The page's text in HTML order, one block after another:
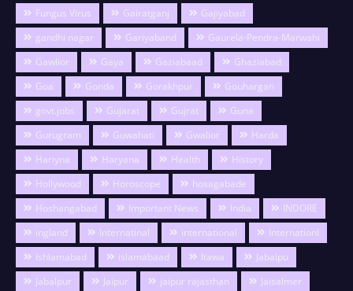
Fungus Virus
Gairatganj
Gajiyabad
gandhi nagar
Gariyaband
Gaurela-Pendra-Marwahi
Gawlior
Gaya Gaziabaad
Ghaziabad
Goa
Gonda Gorakhpur
Gouhargan
govt.jobs
Gujarat Gujrat
Guna
Gurugram
Guwahati Gwalior
Harda
Hariyna
Haryana Health
History
Hollywood
Horoscope
hosagabade
Hoshangabad
Important News India
INDORE
ingland
Internatinal international
Internationl
Ishlamabad
islamabaad Itawa
Jabalpu
Jabalpur
Jaipur jaipur rajasthan
Jaisalmer